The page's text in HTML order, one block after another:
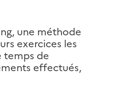
une méthode
exercices les
temps de
effectués,